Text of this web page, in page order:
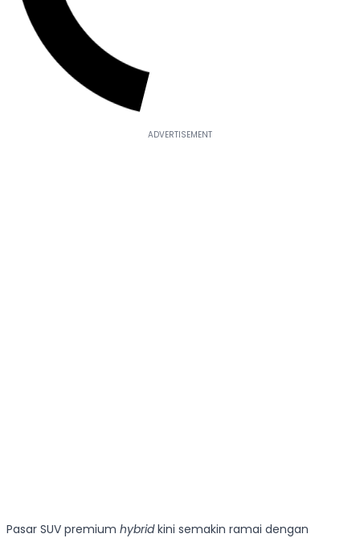
Pasar SUV premium hybridkini semakin ramai dengan